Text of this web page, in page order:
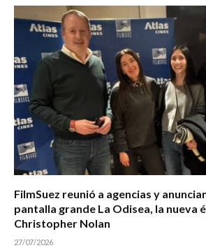
FilmSuez reunió a agencias y
pantalla grande La Odisea, la nueva
Christopher Nolan
27/07/2026